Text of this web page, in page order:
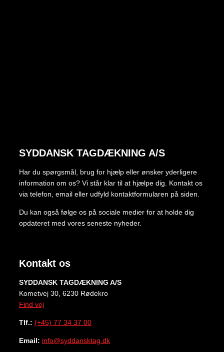
SYDDANSK TAGDÆKNING A/S
Har du spørgsmål, brug for hjælp eller ønsker yderligere
information om os? Vi står klar til at hjælpe dig. Kontakt os
via telefon, email eller udfyld kontaktformularen på siden.
Du kan også følge os på sociale medier for at holde dig
opdateret med vores seneste nyheder.
Kontakt os
SYDDANSK TAGDÆKNING A/S
Kometvej 30, 6230 Rødekro
Find vej
Tlf.: (+45) 77 34 37 00
Email: info@syddansktag.dk